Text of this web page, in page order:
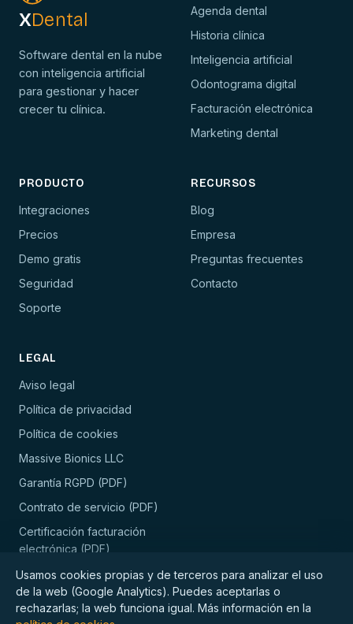
XDental
Software dental en la nube
con inteligencia artificial
para gestionar y hacer
crecer tu clínica.
Agenda dental
Historia clínica
Inteligencia artificial
Odontograma digital
Facturación electrónica
Marketing dental
PRODUCTO
Integraciones
Precios
Demo gratis
Seguridad
Soporte
RECURSOS
Blog
Empresa
Preguntas frecuentes
Contacto
LEGAL
Aviso legal
Política de privacidad
Política de cookies
Massive Bionics LLC
Garantía RGPD (PDF)
Contrato de servicio (PDF)
Certificación facturación
electrónica (PDF)
Usamos cookies propias y de terceros para analizar el uso
de la web (Google Analytics). Puedes aceptarlas o
rechazarlas; la web funciona igual. Más información en la